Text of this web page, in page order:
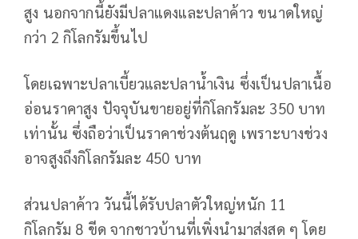
สูง นอกจากนี้ยังมีปลาแดงและปลาค้าว ขนาดใหญ่
กว่า 2 กิโลกรัมขึ้นไป
โดยเฉพาะปลาเบี้ยวและปลาน้ำเงิน ซึ่งเป็นปลาเนื้อ
อ่อนราคาสูง ปัจจุบันขายอยู่ที่กิโลกรัมละ 350 บาท
เท่านั้น ซึ่งถือว่าเป็นราคาช่วงต้นฤดู เพราะบางช่วง
อาจสูงถึงกิโลกรัมละ 450 บาท
ส่วนปลาค้าว วันนี้ได้รับปลาตัวใหญ่หนัก 11
กิโลกรัม 8 ขีด จากชาวบ้านที่เพิ่งนำมาส่งสด ๆ โดย